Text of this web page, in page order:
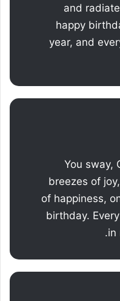
and
happy
year, and
You sway,
breezes of
of happiness,
birthday.
in